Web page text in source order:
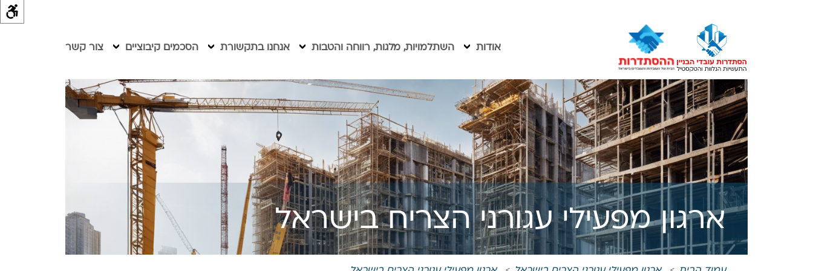
אודות השתלמויות, מלגות, רווחה והטבות אנחנו בתקשורת הסכמים קיבוציים צור קשר
ארגון מפעילי עגורני הצריח בישראל